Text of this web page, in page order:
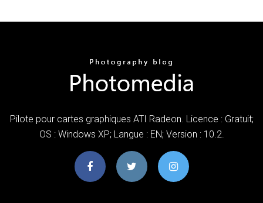
Pilote pour cartes graphiques ATI Radeon. Licence : Gratuit;
OS : Windows XP; Langue : EN; Version : 10.2.